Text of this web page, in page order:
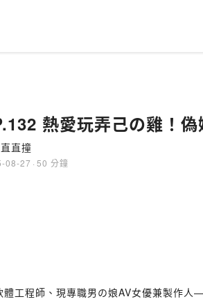
熱愛玩弄己の雞！
直撞
08-27 · 50 分鐘
工程師、現專職男の娘AV女優兼製作人